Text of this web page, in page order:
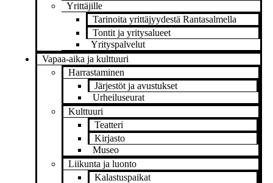
Yrittäjille
Tarinoita yrittäjyydestä Rantasalmella
Tontit ja yritysalueet
Yrityspalvelut
Vapaa-aika ja kulttuuri
Harrastaminen
Järjestöt ja avustukset
Urheiluseurat
Kulttuuri
Teatteri
Kirjasto
Museo
Liikunta ja luonto
Kalastuspaikat